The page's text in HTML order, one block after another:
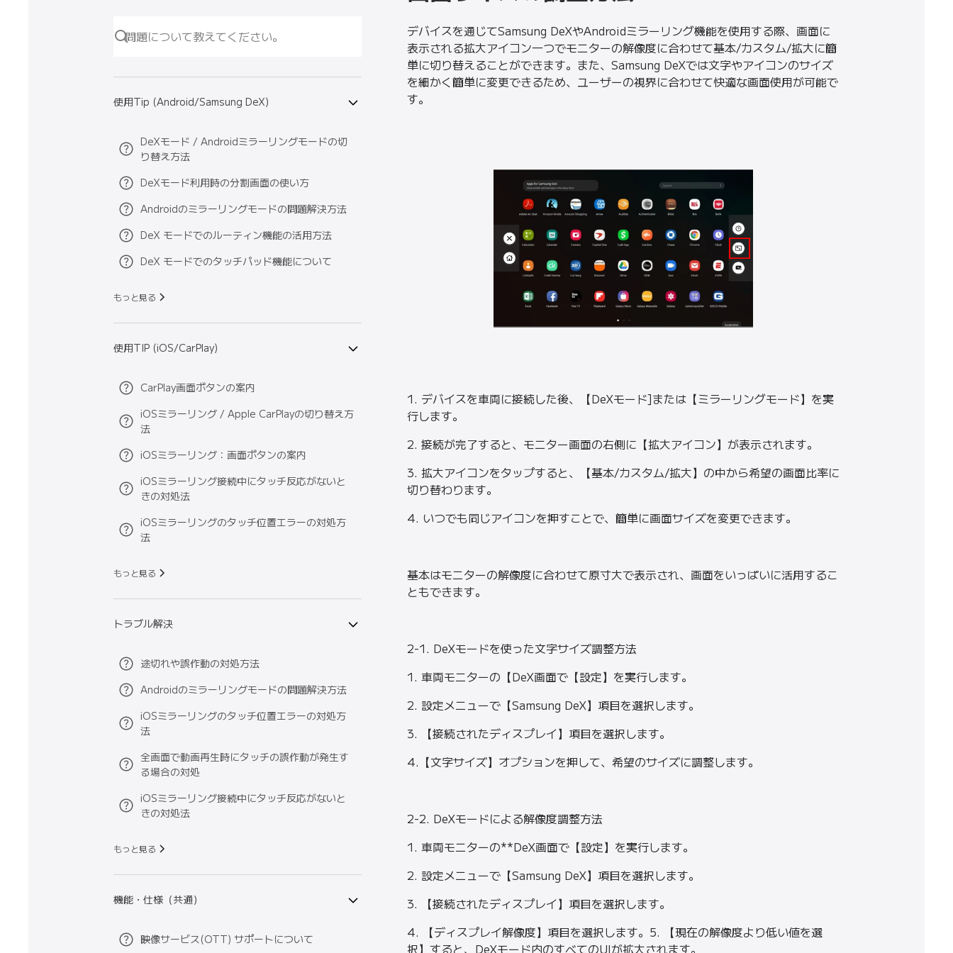
使用Tip (Android/Samsung DeX)
DeXモード / Androidミラーリングモードの切
り替え方法
DeXモード利用時の分割画面の使い方
Androidのミラーリングモードの問題解決方法
DeX モードでのルーティン機能の活用方法
DeX モードでのタッチパッド機能について
もっと見る
使用TIP (iOS/CarPlay)
CarPlay画面ボタンの案内
iOSミラーリング / Apple CarPlayの切り替え方
法
iOSミラーリング：画面ボタンの案内
iOSミラーリング接続中にタッチ反応がないと
きの対処法
iOSミラーリングのタッチ位置エラーの対処方
法
もっと見る
トラブル解決
途切れや誤作動の対処方法
Androidのミラーリングモードの問題解決方法
iOSミラーリングのタッチ位置エラーの対処方
法
全画面で動画再生時にタッチの誤作動が発生す
る場合の対処
iOSミラーリング接続中にタッチ反応がないと
きの対処法
もっと見る
機能・仕様（共通）
映像サービス(OTT) サポートについて
デバイスを通じてSamsung DeXやAndroidミラーリング機能を使用する際、画面に
表示される拡大アイコン一つでモニターの解像度に合わせて基本/カスタム/拡大に簡
単に切り替えることができます。また、Samsung DeXでは文字やアイコンのサイズ
を細かく簡単に変更できるため、ユーザーの視界に合わせて快適な画面使用が可能で
す。
1. デバイスを車両に接続した後、【DeXモード]または【ミラーリングモード】を実
行します。
2. 接続が完了すると、モニター画面の右側に【拡大アイコン】が表示されます。
3. 拡大アイコンをタップすると、【基本/カスタム/拡大】の中から希望の画面比率に
切り替わります。
4. いつでも同じアイコンを押すことで、簡単に画面サイズを変更できます。
基本はモニターの解像度に合わせて原寸大で表示され、画面をいっぱいに活用するこ
ともできます。
2-1. DeXモードを使った文字サイズ調整方法
1. 車両モニターの【DeX画面で【設定】を実行します。
2. 設定メニューで【Samsung DeX】項目を選択します。
3. 【接続されたディスプレイ】項目を選択します。
4.【文字サイズ】オプションを押して、希望のサイズに調整します。
2-2. DeXモードによる解像度調整方法
1. 車両モニターの**DeX画面で【設定】を実行します。
2. 設定メニューで【Samsung DeX】項目を選択します。
3. 【接続されたディスプレイ】項目を選択します。
4. 【ディスプレイ解像度】項目を選択します。5. 【現在の解像度より低い値を選
択】すると、DeXモード内のすべてのUIが拡大されます。